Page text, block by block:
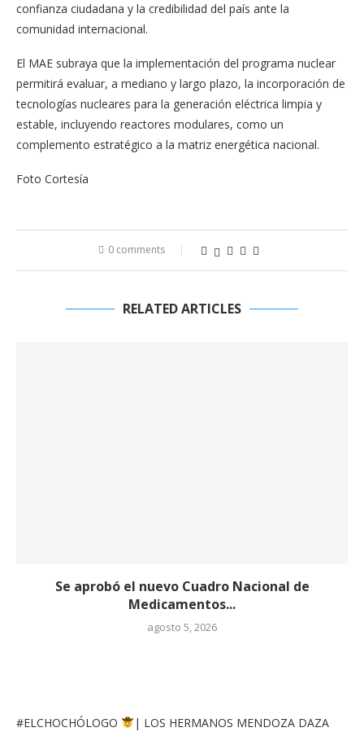
confianza ciudadana y la credibilidad del país ante la
comunidad internacional.
El MAE subraya que la implementación del programa nuclear
permitirá evaluar, a mediano y largo plazo, la incorporación de
tecnologías nucleares para la generación eléctrica limpia y
estable, incluyendo reactores modulares, como un
complemento estratégico a la matriz energética nacional.
Foto Cortesía
0 comments
RELATED ARTICLES
Se aprobó el nuevo Cuadro Nacional de
Medicamentos...
agosto 5, 2026
#ELCHOCHÓLOGO | LOS HERMANOS MENDOZA DAZA